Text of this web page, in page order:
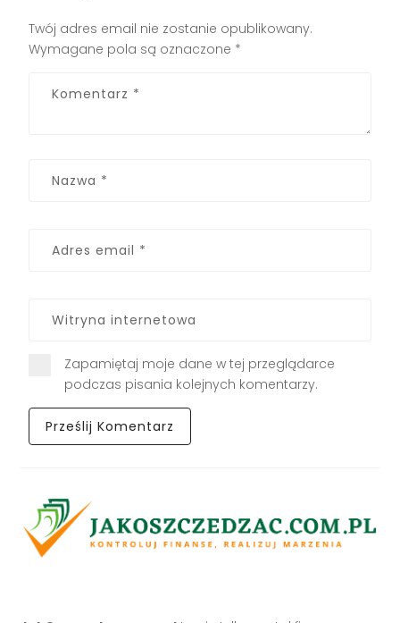
Twój adres email nie zostanie opublikowany.
Wymagane pola są oznaczone *
Zapamiętaj moje dane w tej przeglądarce
podczas pisania kolejnych komentarzy.